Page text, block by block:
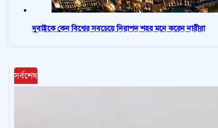
দুবাইকে কেন বিশ্বের সবচেয়ে নিরাপদ শহর মনে করেন নারীরা
সর্বশেষ